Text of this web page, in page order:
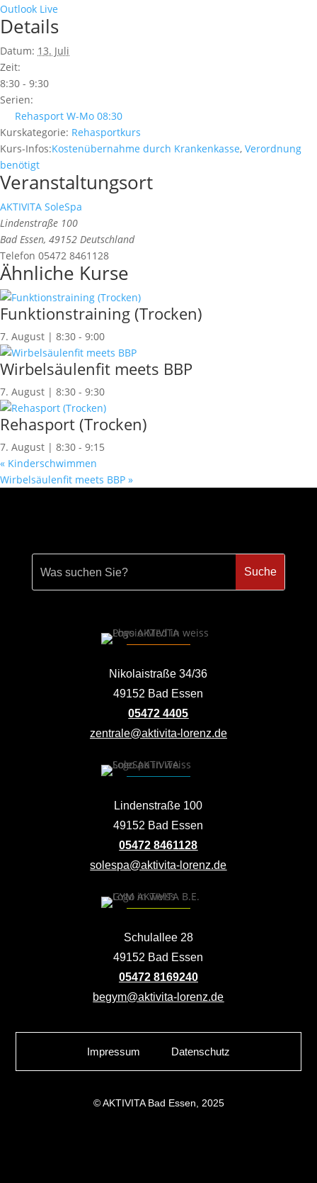
Outlook Live
Details
Datum: 13. Juli
Zeit:
8:30 - 9:30
Serien:
Rehasport W-Mo 08:30
Kurskategorie: Rehasportkurs
Kurs-Infos:Kostenübernahme durch Krankenkasse, Verordnung
benötigt
Veranstaltungsort
AKTIVITA SoleSpa
Lindenstraße 100
Bad Essen, 49152 Deutschland
Telefon 05472 8461128
Ähnliche Kurse
Funktionstraining (Trocken)
7. August | 8:30 - 9:00
Wirbelsäulenfit meets BBP
7. August | 8:30 - 9:30
Rehasport (Trocken)
7. August | 8:30 - 9:15
« Kinderschwimmen
Wirbelsäulenfit meets BBP »
Nikolaistraße 34/36
49152 Bad Essen
05472 4405
zentrale@aktivita-lorenz.de
Lindenstraße 100
49152 Bad Essen
05472 8461128
solespa@aktivita-lorenz.de
Schulallee 28
49152 Bad Essen
05472 8169240
begym@aktivita-lorenz.de
Impressum Datenschutz
© AKTIVITA Bad Essen, 2025